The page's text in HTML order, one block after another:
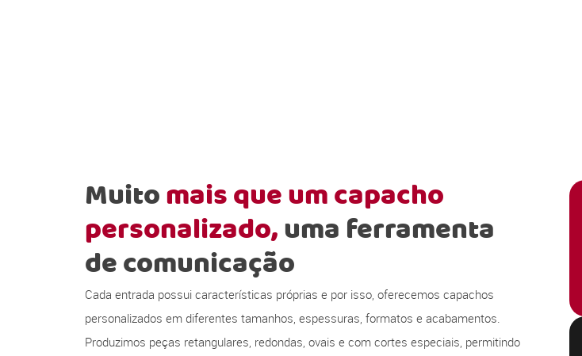
Muitomais que um capacho
personalizado,uma ferramenta
de comunicação
Cada entrada possui características próprias e por isso, oferecemos capachos
personalizados em diferentes tamanhos, espessuras, formatos e acabamentos.
Produzimos peças retangulares, redondas, ovais e com cortes especiais, permitindo